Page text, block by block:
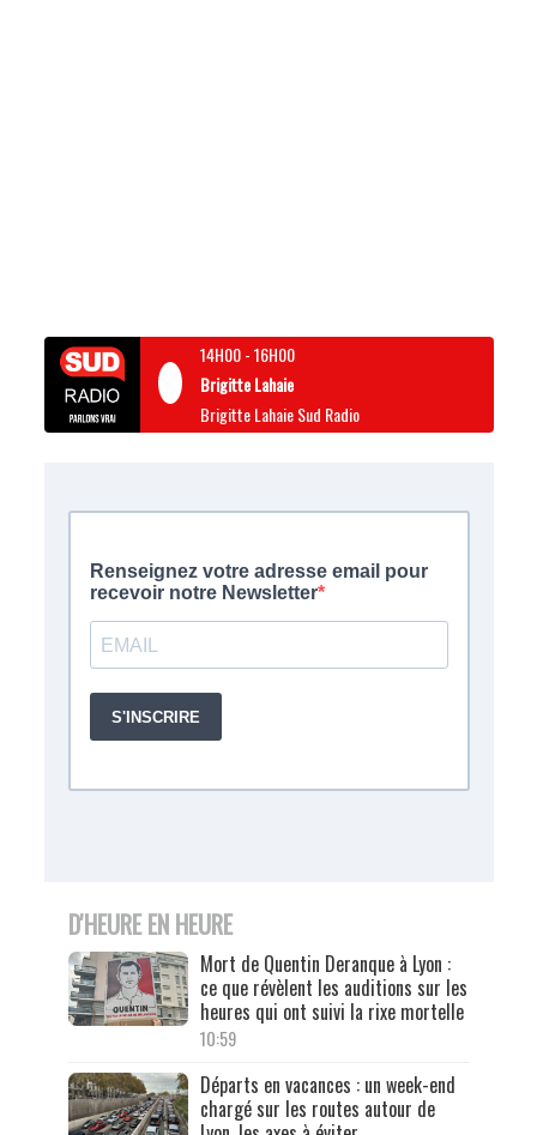
14H00-16H00
Brigitte Lahaie
Brigitte Lahaie Sud Radio
D'HEURE EN HEURE
Mort de Quentin Deranque à Lyon :
ce que révèlent les auditions sur les
heures qui ont suivi la rixe mortelle
10:59
Départs en vacances : un week-end
chargé sur les routes autour de